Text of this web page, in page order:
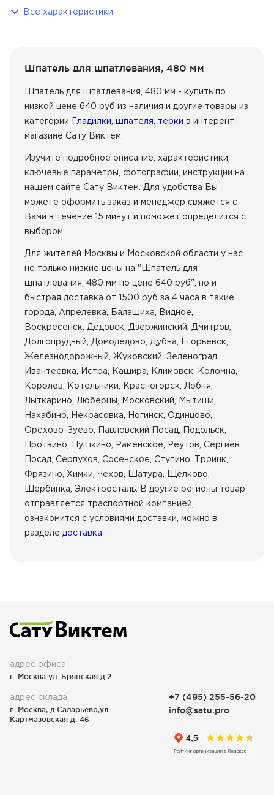
Все характеристики
Шпатель для шпатлевания, 480 мм
Шпатель для шпатлевания, 480 мм - купить по
низкой цене 640 руб из наличия и другие товары из
категории Гладилки, шпателя, терки в интерент-
магазине Сату Виктем.
Изучите подробное описание, характеристики,
ключевые параметры, фотографии, инструкции на
нашем сайте Сату Виктем. Для удобства Вы
можете оформить заказ и менеджер свяжется с
Вами в течение 15 минут и поможет определится с
выбором.
Для жителей Москвы и Московской области у нас
не только низкие цены на "Шпатель для
шпатлевания, 480 мм по цене 640 руб", но и
быстрая доставка от 1500 руб за 4 часа в такие
города, Апрелевка, Балашиха, Видное,
Воскресенск, Дедовск, Дзержинский, Дмитров,
Долгопрудный, Домодедово, Дубна, Егорьевск,
Железнодорожный, Жуковский, Зеленоград,
Ивантеевка, Истра, Кашира, Климовск, Коломна,
Королёв, Котельники, Красногорск, Лобня,
Лыткарино, Люберцы, Московский, Мытищи,
Нахабино, Некрасовка, Ногинск, Одинцово,
Орехово-Зуево, Павловский Посад, Подольск,
Протвино, Пушкино, Раменское, Реутов, Сергиев
Посад, Серпухов, Сосенское, Ступино, Троицк,
Фрязино, Химки, Чехов, Шатура, Щёлково,
Щербинка, Электросталь. В другие регионы товар
отправляется траспортной компанией,
ознакомится с условиями доставки, можно в
разделе доставка
адрес офиса
г. Москва ул. Брянская д.2
адрес склада
г. Москва, д.Саларьево,ул.
Картмазовская д. 46
+7 (495) 255-56-20
info@satu.pro